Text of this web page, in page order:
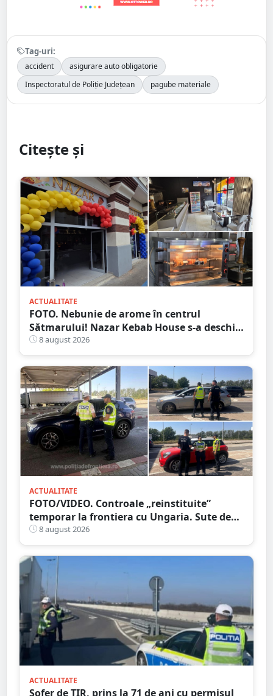
Tag-uri:
accident
asigurare auto obligatorie
Inspectoratul de Poliție Județean
pagube materiale
Citește și
ACTUALITATE
FOTO. Nebunie de arome în centrul
Sătmarului! Nazar Kebab House s-a deschis
cu șaorma la 20 de lei
8 august 2026
ACTUALITATE
FOTO/VIDEO. Controale „reinstituite”
temporar la frontiera cu Ungaria. Sute de
persoane și mașini, verificate în județul
Satu Mare
8 august 2026
ACTUALITATE
Șofer de TIR, prins la 71 de ani cu permisul